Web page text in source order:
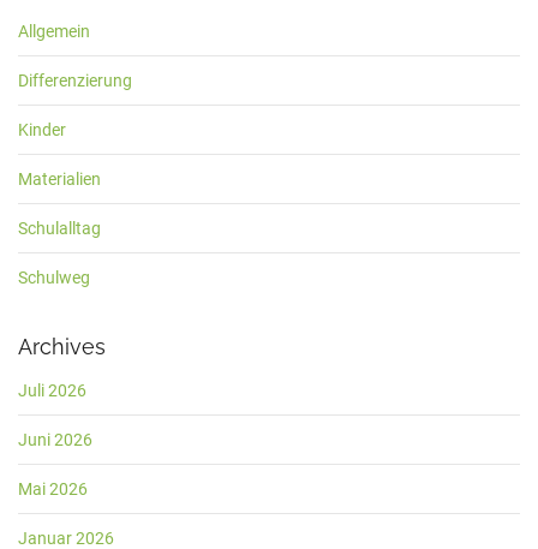
Allgemein
Differenzierung
Kinder
Materialien
Schulalltag
Schulweg
Archives
Juli 2026
Juni 2026
Mai 2026
Januar 2026